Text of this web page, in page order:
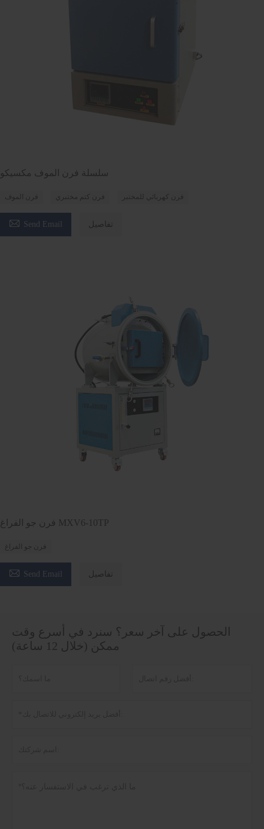
سلسلة فرن الموف مكسيكو
فرن الموف فرن كتم مختبري فرن كهربائي للمختبر
 Send Email تفاصيل
فرن جو الفراغ MXV6-10TP
فرن جو الفراغ
 Send Email تفاصيل
الحصول على آخر سعر؟ سنرد في أسرع وقت
ممكن (خلال 12 ساعة)